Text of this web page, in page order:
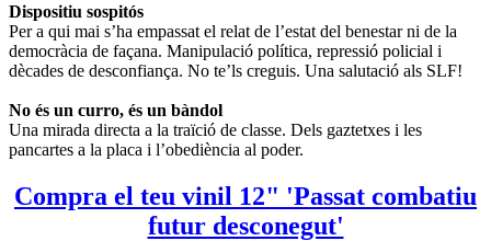
Dispositiu sospitós
Per a qui mai s’ha empassat el relat de l’estat del benestar ni de la
democràcia de façana. Manipulació política, repressió policial i
dècades de desconfiança. No te’ls creguis. Una salutació als SLF!
No és un curro, és un bàndol
Una mirada directa a la traïció de classe. Dels gaztetxes i les
pancartes a la placa i l’obediència al poder.
Compra el teu vinil 12" 'Passat combatiu
futur desconegut'